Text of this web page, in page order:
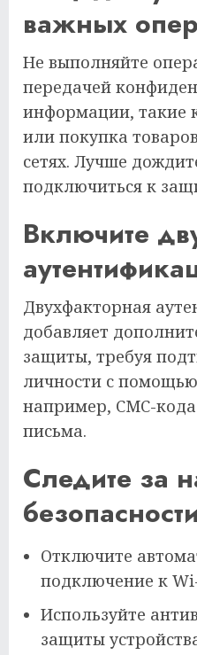
важных
Не выполняйте
передачей
информации, такие
или покупка
сетях. Лучше
подключиться к
Включите
Двухфакторная
добавляет
защиты, требуя
личности с
например, СМС-
письма.
Следите за
безопасности
Отключите
подключение к
Используйте
защиты